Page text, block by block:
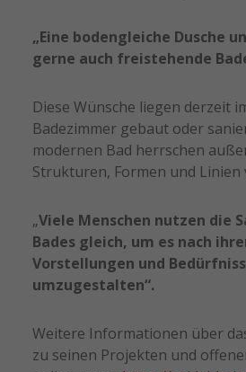
„Eine bodengleiche Dusche
gerne auch freistehende
Diese Wünsche liegen derzeit
Badezimmer gebaut oder
modernen Bad herrschen
Strukturen, Formen und Linien
„Viele Menschen nutzen die
Bades gleich, um es nach
Vorstellungen und
umzugestalten“.
Weitere Informationen über
zu seinen Projekten und